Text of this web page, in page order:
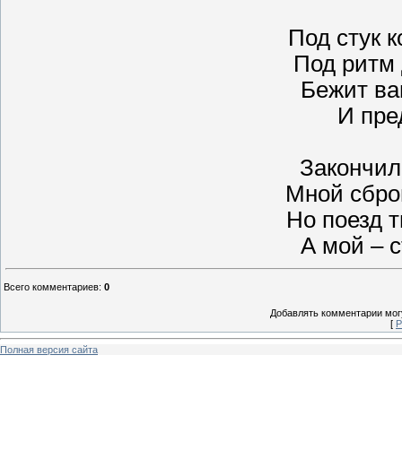
Под стук
Под ритм
Бежит
И
Мной
Но поезд
А мой –
Всего комментариев: 0
Добавлять комментарии
[
Полная версия сайта